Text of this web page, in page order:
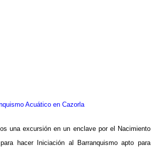
Acuático en Cazorla
una excursión en un enclave por el Nacimiento
hacer Iniciación al Barranquismo apto para